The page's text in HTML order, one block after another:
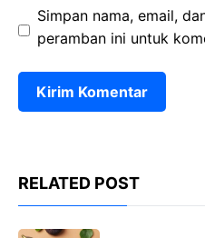
Simpan nama, email,
peramban ini untuk
RELATED POST